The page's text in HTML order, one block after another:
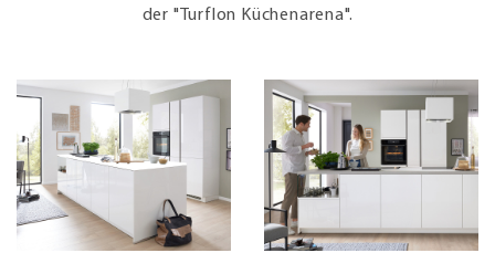
der "Turflon Küchenarena".